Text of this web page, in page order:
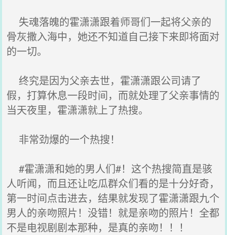
失魂落魄的霍潇潇跟着师哥们一起将父亲的
骨灰撒入海中，她还不知道自己接下来即将面对
的一切。
终究是因为父亲去世，霍潇潇跟公司请了
假，打算休息一段时间，而就处理了父亲事情的
当天夜里，霍潇潇就上了热搜。
非常劲爆的一个热搜！
#霍潇潇和她的男人们#！这个热搜简直是骇
人听闻，而且还让吃瓜群众们看的是十分好奇，
第一时间点击进去，结果就发现了霍潇潇跟九个
男人的亲吻照片！没错！就是亲吻的照片！全都
不是电视剧剧本那种，是真的亲吻！！！